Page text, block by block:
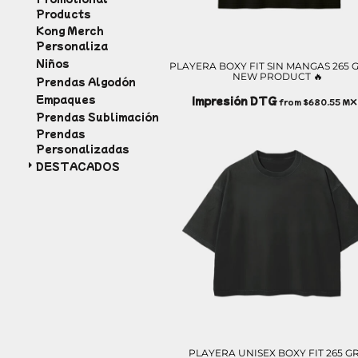
Products
Kong Merch
Personaliza
Niños
Prendas Algodón
Empaques
Prendas Sublimación
Prendas
Personalizadas
DESTACADOS
PLAYERA BOXY FIT SIN MANGAS 265
NEW PRODUCT 🔥
Impresión DTGfrom $680.55
PLAYERA UNISEX BOXY FIT 265
EEK - Estonia Krooni
EGP - Egypt Pounds
ERN - Eritrea Nakfa
ETB - Ethiopia Birr
EUR - Euro
FJD - Fiji Dollars
FKP - Falkland Islands Pounds
GEL - Georgia Lari
GGP - Guernsey Pounds
GHS - Ghana Cedis